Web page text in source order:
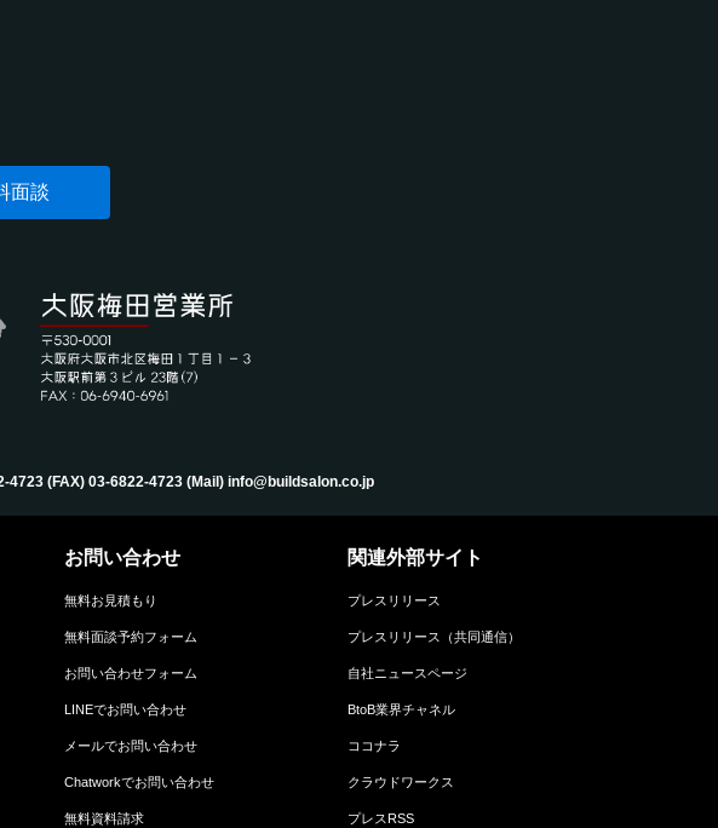
面談
4723‬ (FAX) 03-6822-4723‬ (Mail) info@buildsalon.co.jp
お問い合わせ
無料お見積もり
無料面談予約フォーム
お問い合わせフォーム
LINEでお問い合わせ
メールでお問い合わせ
Chatworkでお問い合わせ
無料資料請求
関連外部サイト
プレスリリース
プレスリリース（共同通信）
自社ニュースページ
BtoB業界チャネル
ココナラ
クラウドワークス
プレスRSS